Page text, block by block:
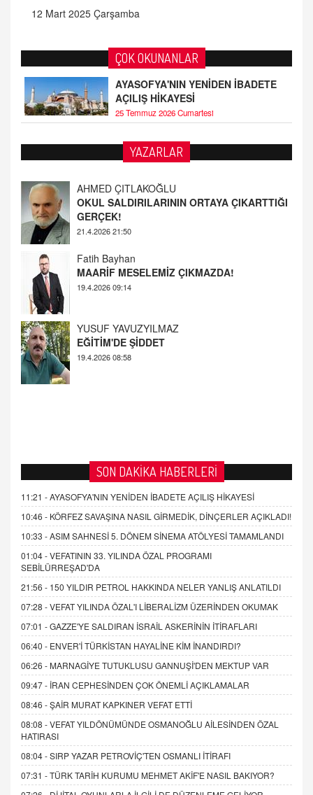
12 Mart 2025 Çarşamba
ÇOK OKUNANLAR
AYASOFYA'NIN YENİDEN İBADETE
AÇILIŞ HİKAYESİ
25 Temmuz 2026 Cumartesi
YAZARLAR
AHMED ÇITLAKOĞLU
OKUL SALDIRILARININ ORTAYA ÇIKARTTIĞI
21.4.2026 21:50
Fatih Bayhan
MAARİF MESELEMİZ ÇIKMAZDA!
YUSUF YAVUZYILMAZ
SON DAKİKA HABERLERİ
11:21 -AYASOFYA'NIN YENİDEN İBADETE AÇILIŞ HİKAYESİ
10:46 - KÖRFEZ SAVAŞINA NASIL GİRMEDİK, DİNÇERLER AÇIKLADI!
10:33 -ASIM SAHNESİ 5. DÖNEM SİNEMA ATÖLYESİ TAMAMLANDI
01:04 -VEFATININ 33. YILINDA ÖZAL PROGRAMI
SEBİLÜRREŞAD'DA
21:56 - 150 YILDIR PETROL HAKKINDA NELER YANLIŞ ANLATILDI
07:28 -VEFAT YILINDA ÖZAL'I LİBERALİZM ÜZERİNDEN OKUMAK
07:01 -GAZZE'YE SALDIRAN İSRAİL ASKERİNİN İTİRAFLARI
06:40 - ENVER'İ TÜRKİSTAN HAYALİNE KİM İNANDIRDI?
06:26 - MARNAGİYE TUTUKLUSU GANNUŞİ'DEN MEKTUP VAR
09:47 - İRAN CEPHESİNDEN ÇOK ÖNEMLİ AÇIKLAMALAR
08:46 -ŞAİR MURAT KAPKINER VEFAT ETTİ
08:08 -VEFAT YILDÖNÜMÜNDE OSMANOĞLU AİLESİNDEN ÖZAL
HATIRASI
08:04 -SIRP YAZAR PETROVİÇ'TEN OSMANLI İTİRAFI
07:31 -TÜRK TARİH KURUMU MEHMET AKİF'E NASIL BAKIYOR?